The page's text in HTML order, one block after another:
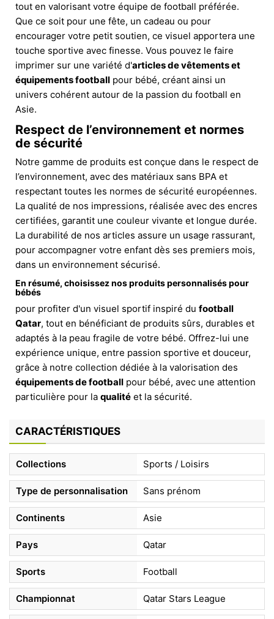
tout en valorisant votre équipe de football préférée.
Que ce soit pour une fête, un cadeau ou pour
encourager votre petit soutien, ce visuel apportera une
touche sportive avec finesse. Vous pouvez le faire
imprimer sur une variété d'articles de vêtements et
équipements football pour bébé, créant ainsi un
univers cohérent autour de la passion du football en
Asie.
Respect de l’environnement et normes
de sécurité
Notre gamme de produits est conçue dans le respect de
l’environnement, avec des matériaux sans BPA et
respectant toutes les normes de sécurité européennes.
La qualité de nos impressions, réalisée avec des encres
certifiées, garantit une couleur vivante et longue durée.
La durabilité de nos articles assure un usage rassurant,
pour accompagner votre enfant dès ses premiers mois,
dans un environnement sécurisé.
En résumé, choisissez nos produits personnalisés pour
bébés
pour profiter d'un visuel sportif inspiré du football
Qatar, tout en bénéficiant de produits sûrs, durables et
adaptés à la peau fragile de votre bébé. Offrez-lui une
expérience unique, entre passion sportive et douceur,
grâce à notre collection dédiée à la valorisation des
équipements de football pour bébé, avec une attention
particulière pour la qualité et la sécurité.
CARACTÉRISTIQUES
Collections Sports / Loisirs
Type de personnalisation Sans prénom
Continents Asie
Pays Qatar
Sports Football
Championnat Qatar Stars League